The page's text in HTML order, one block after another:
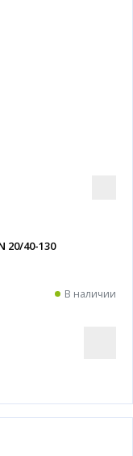
20/40-130
В наличии